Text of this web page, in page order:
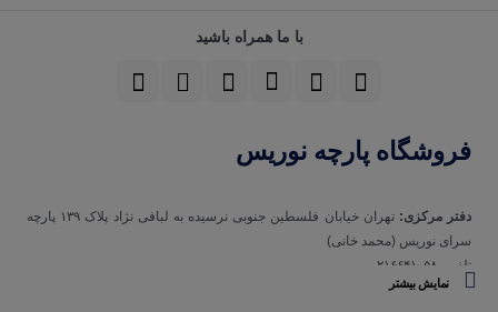
با ما همراه باشید
فروشگاه پارچه نوریس
دفتر مرکزی:
تهران خیابان فلسطین جنوبی نرسیده به لبافی نژاد پلاک ۱۳۹ پارچه‌
سرای نوريس (محمد خانی)
تلفن ۰۲۱۶۶۴۱۰۵۸۰
تلفن همراه 09123129693
نمایش بیشتر